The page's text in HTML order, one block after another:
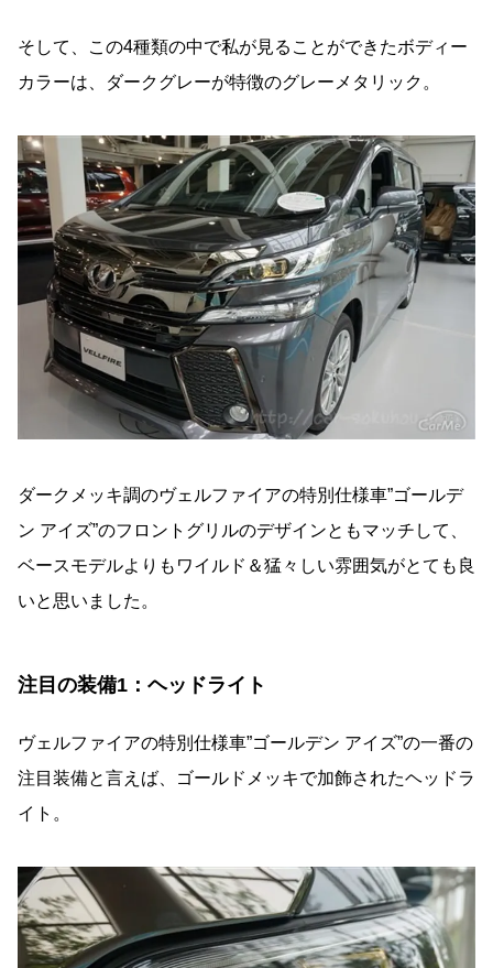
そして、この4種類の中で私が見ることができたボディー
カラーは、ダークグレーが特徴のグレーメタリック。
ダークメッキ調のヴェルファイアの特別仕様車”ゴールデ
ン アイズ”のフロントグリルのデザインともマッチして、
ベースモデルよりもワイルド＆猛々しい雰囲気がとても良
いと思いました。
注目の装備1：ヘッドライト
ヴェルファイアの特別仕様車”ゴールデン アイズ”の一番の
注目装備と言えば、ゴールドメッキで加飾されたヘッドラ
イト。